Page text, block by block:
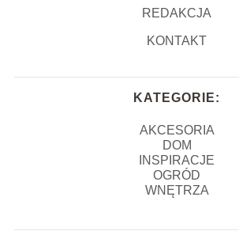
REDAKCJA
KONTAKT
KATEGORIE:
AKCESORIA
DOM
INSPIRACJE
OGRÓD
WNĘTRZA